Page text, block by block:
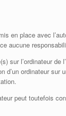
en place avec
aucune
sur l’ordinateur
d’un ordinateur
peut toutefois